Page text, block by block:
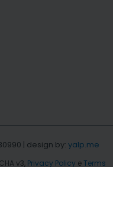
| design by: yalp.me
v3, Privacy Policy eTerms